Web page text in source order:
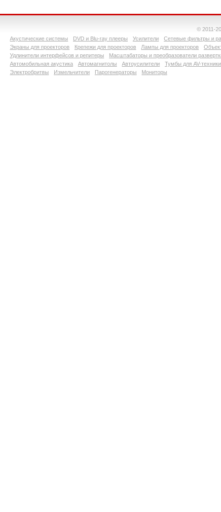
© 2011-
Акустические системы
DVD и Blu-ray плееры Усилители
Сетевые фильтры и
Экраны для проекторов
Крепежи для проекторов Лампы для проекторов
Удлинители интерфейсов и репитеры
Масштабаторы и преобразователи
Автомобильная акустика
Автомагнитолы Автоусилители
Тумбы для AV-техники
Электробритвы
Измельчители Парогенераторы Мониторы